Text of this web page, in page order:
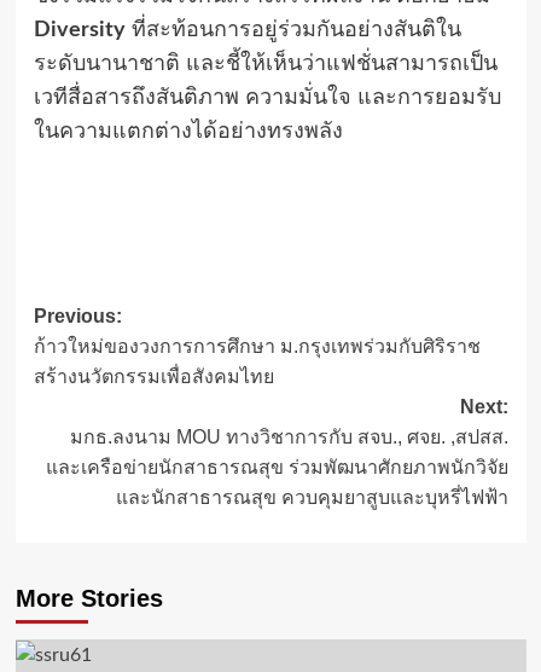
Diversityที่สะท้อนการอยู่ร่วมกันอย่างสันติใน
ระดับนานาชาติ และชี้ให้เห็นว่าแฟชั่นสามารถเป็น
เวทีสื่อสารถึงสันติภาพ ความมั่นใจ และการยอมรับ
ในความแตกต่างได้อย่างทรงพลัง
Post
navigation
Previous:
ก้าวใหม่ของวงการการศึกษา ม.กรุงเทพร่วมกับศิริราช
สร้างนวัตกรรมเพื่อสังคมไทย
Next:
มกธ.ลงนาม MOU ทางวิชาการกับ สจบ., ศจย. ,สปสส.
และเครือข่ายนักสาธารณสุข ร่วมพัฒนาศักยภาพนักวิจัย
และนักสาธารณสุข ควบคุมยาสูบและบุหรี่ไฟฟ้า
More Stories